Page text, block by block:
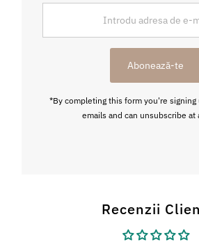
de
Abonează-te
*By completing this form you're
emails and can unsubscribe at
Recenzii